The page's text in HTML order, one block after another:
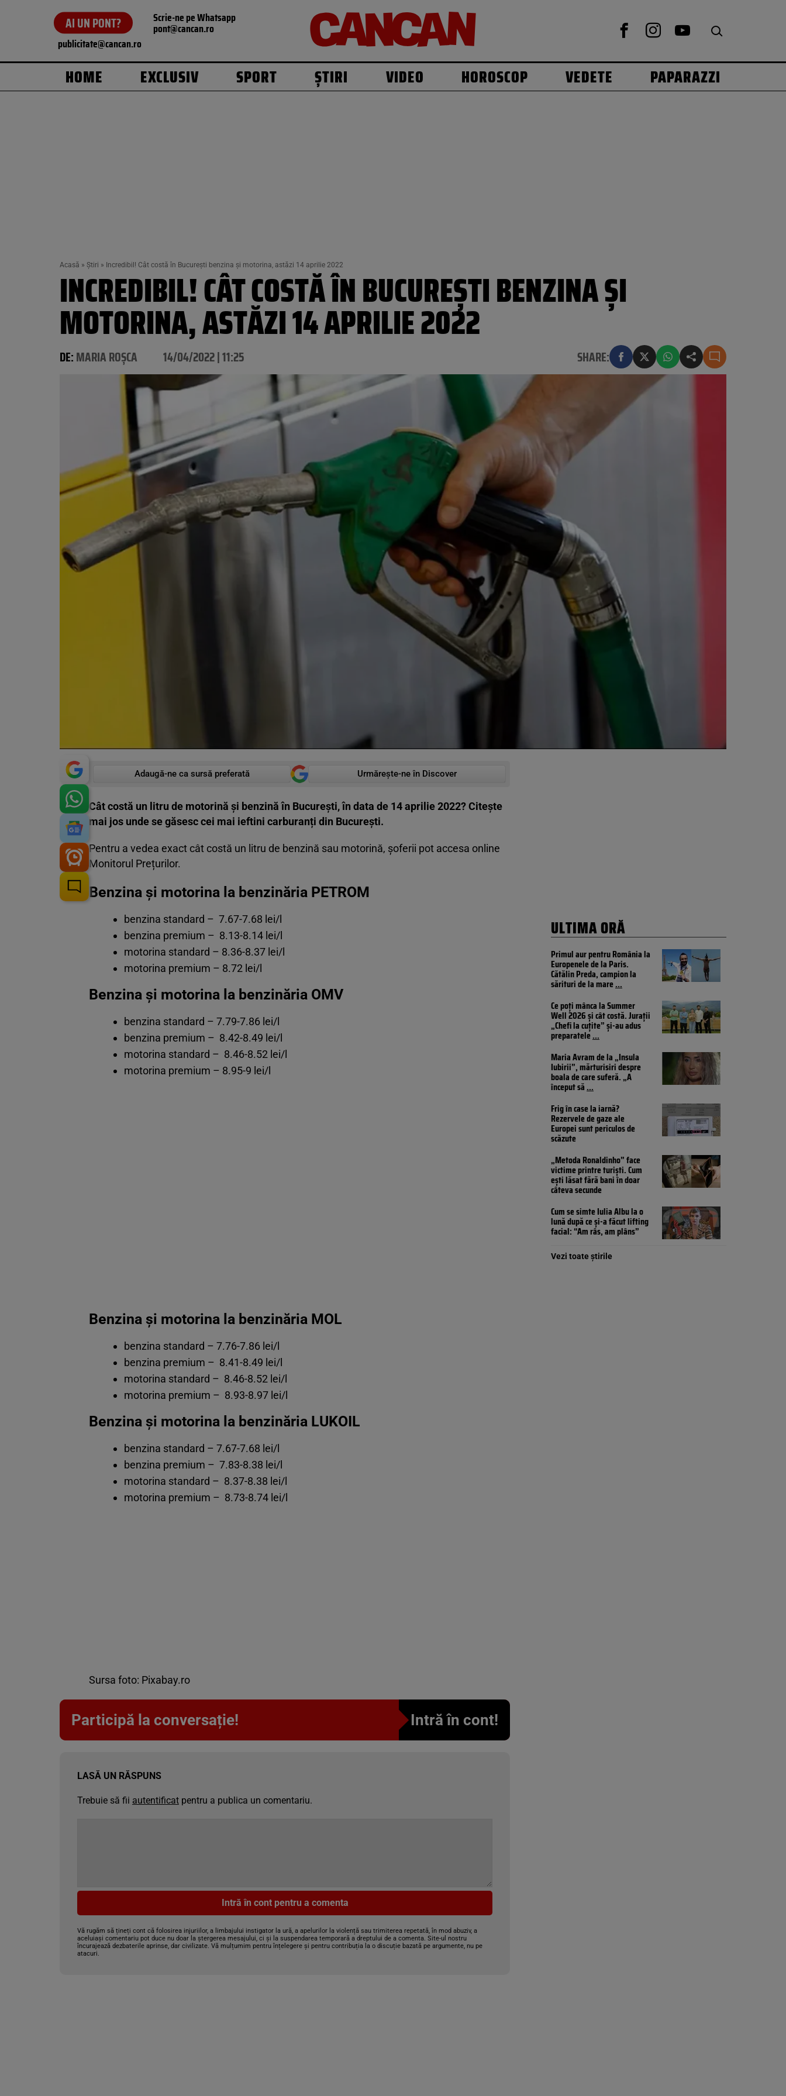
AI UN PONT? Scrie-ne pe Whatsapp
pont@cancan.ro
publicitate@cancan.ro
HOME EXCLUSIV SPORT ȘTIRI VIDEO HOROSCOP VEDETE PAPARAZZI
Acasă » Știri » Incredibil! Cât costă în București benzina și motorina, astăzi 14 aprilie 2022
INCREDIBIL! CÂT COSTĂ ÎN BUCUREȘTI BENZINA ȘI
MOTORINA, ASTĂZI 14 APRILIE 2022
DE:MARIA ROȘCA 14/04/2022 | 11:25 SHARE:
Adaugă-ne ca sursă preferată Urmărește-ne în Discover
Cât costă un litru de motorină și benzină în București, în data de 14 aprilie 2022? Citește
mai jos unde se găsesc cei mai ieftini carburanți din București.
Pentru a vedea exact cât costă un litru de benzină sau motorină, șoferii pot accesa online
Monitorul Prețurilor.
Benzina și motorina la benzinăria PETROM
benzina standard – 7.67-7.68 lei/l
benzina premium – 8.13-8.14 lei/l
motorina standard – 8.36-8.37 lei/l
motorina premium – 8.72 lei/l
Benzina și motorina la benzinăria OMV
benzina standard – 7.79-7.86 lei/l
benzina premium – 8.42-8.49 lei/l
motorina standard – 8.46-8.52 lei/l
motorina premium – 8.95-9 lei/l
Benzina și motorina la benzinăria MOL
benzina standard – 7.76-7.86 lei/l
benzina premium – 8.41-8.49 lei/l
motorina standard – 8.46-8.52 lei/l
motorina premium – 8.93-8.97 lei/l
Benzina și motorina la benzinăria LUKOIL
benzina standard – 7.67-7.68 lei/l
benzina premium – 7.83-8.38 lei/l
motorina standard – 8.37-8.38 lei/l
motorina premium – 8.73-8.74 lei/l
Sursa foto: Pixabay.ro
Participă la conversație! Intră în cont!
LASĂ UN RĂSPUNS
Trebuie să fii autentificat pentru a publica un comentariu.
Intră în cont pentru a comenta
Vă rugăm să țineți cont că folosirea injuriilor, a limbajului instigator la ură, a apelurilor la violență sau trimiterea repetată, în mod abuziv, a
aceluiași comentariu pot duce nu doar la ștergerea mesajului, ci și la suspendarea temporară a dreptului de a comenta. Site-ul nostru
încurajează dezbaterile aprinse, dar civilizate. Vă mulțumim pentru înțelegere și pentru contribuția la o discuție bazată pe argumente, nu pe
atacuri.
ULTIMA ORĂ
Primul aur pentru România la
Europenele de la Paris.
Cătălin Preda, campion la
sărituri de la mare...
Ce poți mânca la Summer
Well 2026 și cât costă. Jurații
„Chefi la cuțite” și-au adus
preparatele...
Maria Avram de la „Insula
Iubirii”, mărturisiri despre
boala de care suferă. „A
început să...
Frig în case la iarnă?
Rezervele de gaze ale
Europei sunt periculos de
scăzute
„Metoda Ronaldinho” face
victime printre turiști. Cum
ești lăsat fără bani în doar
câteva secunde
Cum se simte Iulia Albu la o
lună după ce și-a făcut lifting
facial: “Am râs, am plâns”
Vezi toate știrile